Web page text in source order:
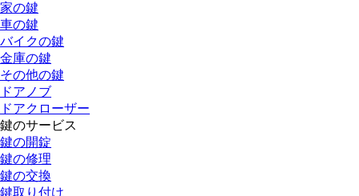
家の鍵
車の鍵
バイクの鍵
金庫の鍵
その他の鍵
ドアノブ
ドアクローザー
鍵のサービス
鍵の開錠
鍵の修理
鍵の交換
鍵取り付け